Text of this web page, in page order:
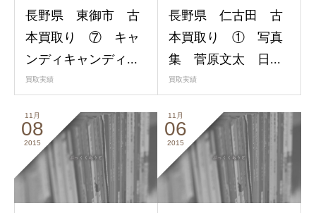
長野県 東御市 古
本買取り ⑦ キャ
ンディキャンディ...
買取実績
長野県 仁古田 古
本買取り ① 写真
集 菅原文太 日...
買取実績
11月
08
2015
11月
06
2015